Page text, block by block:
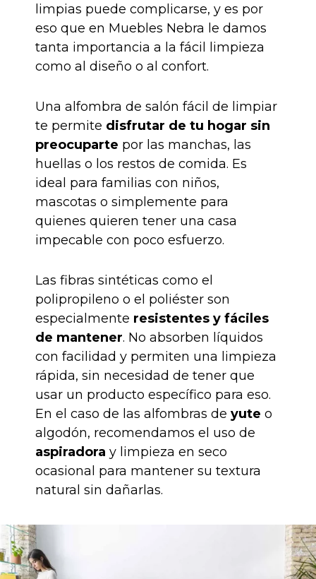
limpias puede complicarse, y es por
eso que en Muebles Nebra le damos
tanta importancia a la fácil limpieza
como al diseño o al confort.
Una alfombra de salón fácil de limpiar
te permite disfrutar de tu hogar sin
preocuparte por las manchas, las
huellas o los restos de comida. Es
ideal para familias con niños,
mascotas o simplemente para
quienes quieren tener una casa
impecable con poco esfuerzo.
Las fibras sintéticas como el
polipropileno o el poliéster son
especialmente resistentes y fáciles
de mantener. No absorben líquidos
con facilidad y permiten una limpieza
rápida, sin necesidad de tener que
usar un producto específico para eso.
En el caso de las alfombras de yute o
algodón, recomendamos el uso de
aspiradora y limpieza en seco
ocasional para mantener su textura
natural sin dañarlas.